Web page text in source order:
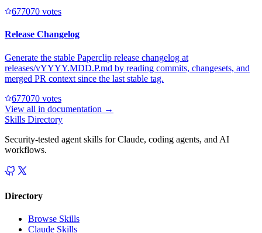
677070 votes
Release Changelog
Generate the stable Paperclip release changelog at
releases/vYYYY.MDD.P.md by reading commits, changesets, and
merged PR context since the last stable tag.
677070 votes
View all in documentation →
Skills Directory
Security-tested agent skills for Claude, coding agents, and AI
workflows.
Directory
Browse Skills
Claude Skills